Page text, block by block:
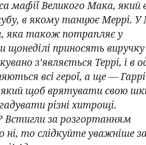
мафії Великого Мака, який
в якому танцює Меррі. У
яка також потрапляє у
щонеділі приносять
з’являється Террі, і в
всі герої, а ще —
який щоб врятувати свою
різні хитрощі.
Встигли за розгортанням
то слідкуйте уважніше